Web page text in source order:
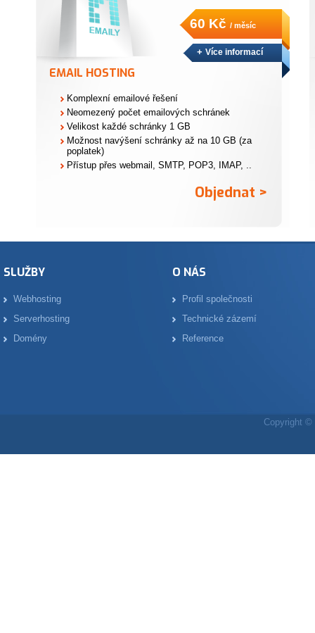
60 Kč/ měsíc
+Více informací
EMAIL HOSTING
Komplexní emailové řešení
Neomezený počet emailových schránek
Velikost každé schránky 1 GB
Možnost navýšení schránky až na 10 GB (za
poplatek)
Přístup přes webmail, SMTP, POP3, IMAP, ..
Objednat >
SLUŽBY
Webhosting
Serverhosting
Domény
O NÁS
Profil společnosti
Technické zázemí
Reference
Copyright ©